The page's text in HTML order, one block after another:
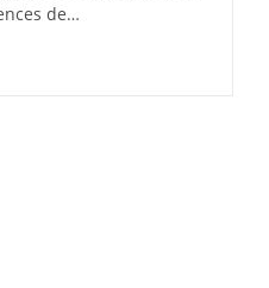
de…